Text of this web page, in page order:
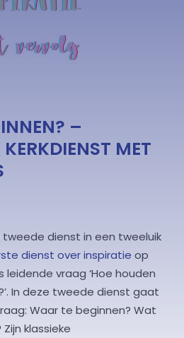
–
MET
tweede dienst in een tweeluik
dienst over inspiratie op
leidende vraag ‘Hoe houden
In deze tweede dienst gaat
Waar te beginnen? Wat
klassieke